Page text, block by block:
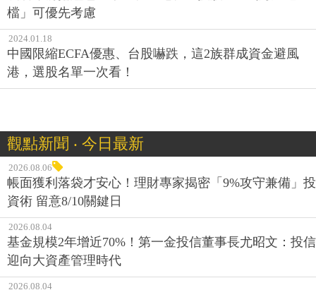
檔」可優先考慮
2024.01.18
中國限縮ECFA優惠、台股嚇跌，這2族群成資金避風
港，選股名單一次看！
觀點新聞 ‧ 今日最新
2026.08.06
帳面獲利落袋才安心！理財專家揭密「9%攻守兼備」投
資術 留意8/10關鍵日
2026.08.04
基金規模2年增近70%！第一金投信董事長尤昭文：投信
迎向大資產管理時代
2026.08.04